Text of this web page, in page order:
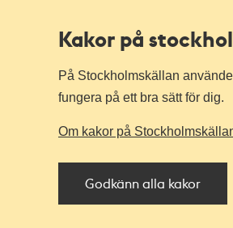
Kakor på
På Stockholmskällan
fungera på ett bra sätt för dig.
Om kakor på
Godkänn alla kakor